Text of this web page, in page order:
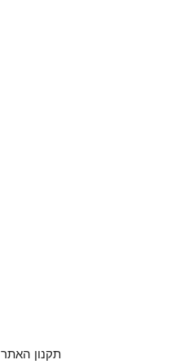
תקנון האתר